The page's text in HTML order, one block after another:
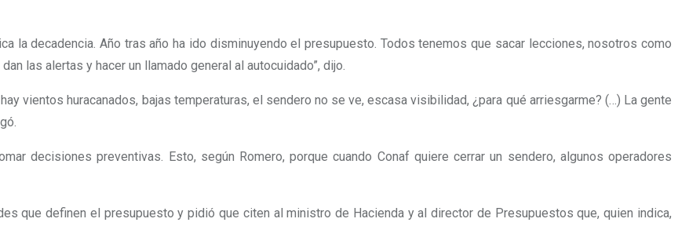
la decadencia. Año tras año ha ido disminuyendo el presupuesto. Todos tenemos que sacar lecciones, nosotros como
las alertas y hacer un llamado general al autocuidado”, dijo.
vientos huracanados, bajas temperaturas, el sendero no se ve, escasa visibilidad, ¿para qué arriesgarme? (…) La gente
decisiones preventivas. Esto, según Romero, porque cuando Conaf quiere cerrar un sendero, algunos operadores
que definen el presupuesto y pidió que citen al ministro de Hacienda y al director de Presupuestos que, quien indica,